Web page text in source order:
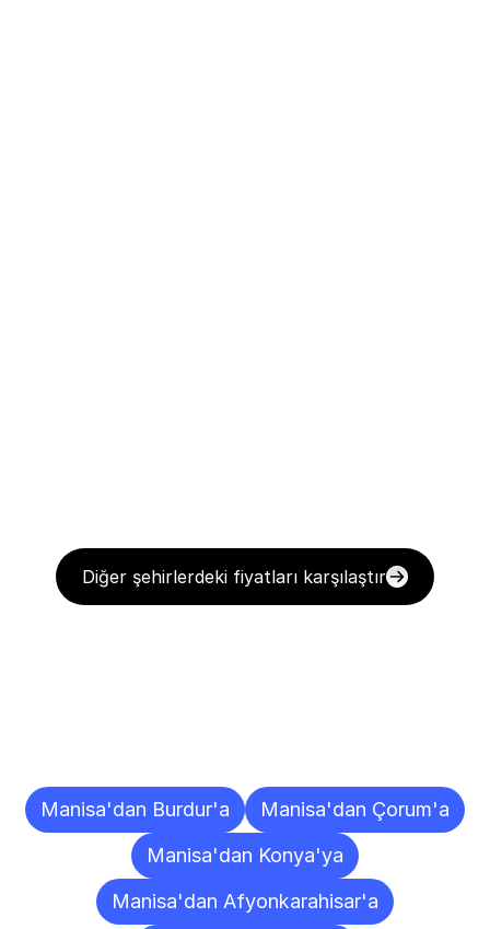
Diğer şehirlerdeki fiyatları karşılaştır
Manisa'dan Burdur'a
Manisa'dan Çorum'a
Manisa'dan Konya'ya
Manisa'dan Afyonkarahisar'a